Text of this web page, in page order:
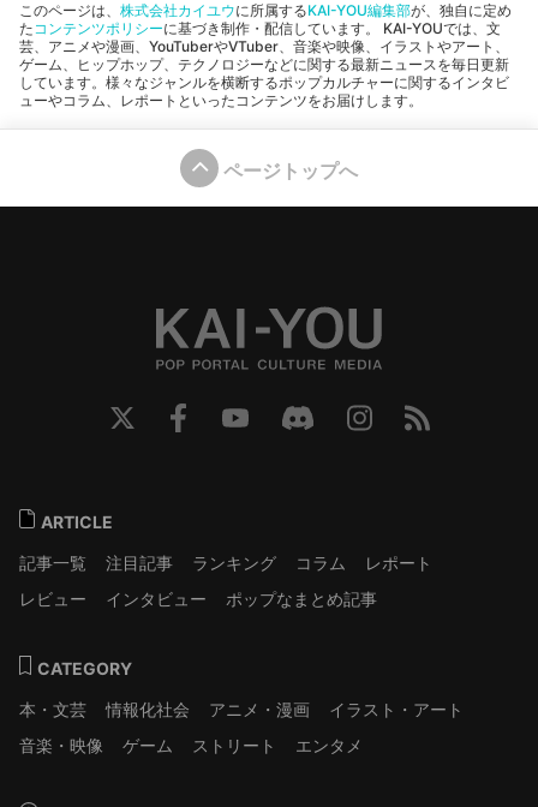
このページは、 株式会社カイユウに所属するKAI-YOU編集部が、独自に定め
たコンテンツポリシーに基づき制作・配信しています。 KAI-YOUでは、文
芸、アニメや漫画、YouTuberやVTuber、音楽や映像、イラストやアート、
ゲーム、ヒップホップ、テクノロジーなどに関する最新ニュースを毎日更新
しています。様々なジャンルを横断するポップカルチャーに関するインタビ
ューやコラム、レポートといったコンテンツをお届けします。
ページトップへ
ARTICLE
記事一覧
注目記事 ランキング コラム
レポート
レビュー
インタビュー ポップなまとめ記事
CATEGORY
本・文芸
情報化社会 アニメ・漫画
イラスト・アート
音楽・映像
ゲーム ストリート エンタメ